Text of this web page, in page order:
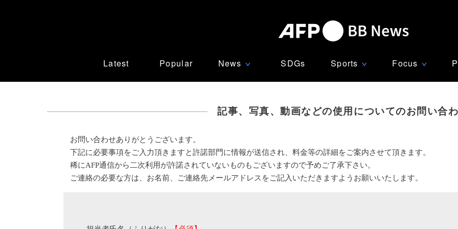
Latest Popular News ∨ SDGs Sports ∨ Focus ∨
記事、写真、動画などの使用についてのお問い合
お問い合わせありがとうございます。
下記に必要事項をご入力頂きますと許諾部門に情報が送信され、料金等の詳細をご案内させて頂きます。
稀にAFP通信から二次利用が許諾されていないものもございますので予めご了承下さい。
ご連絡の必要な方は、お名前、ご連絡先メールアドレスをご記入いただきますようお願いいたします。